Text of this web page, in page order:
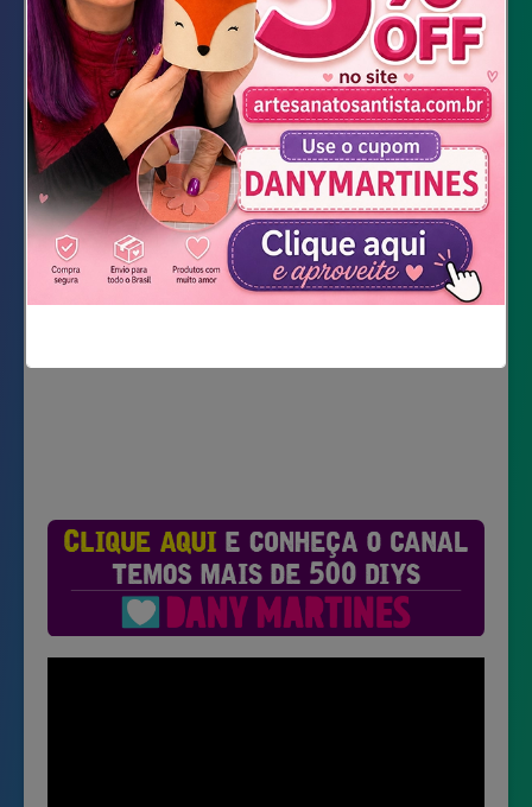
Tesoura
Fitilho
Furador
DOWNLOAD DOS MOLDES